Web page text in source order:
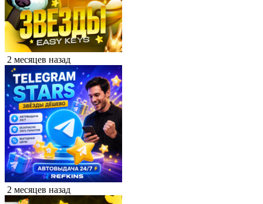
2 месяцев назад
2 месяцев назад